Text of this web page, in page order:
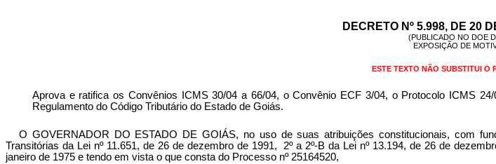
DECRETO Nº 5.998, DE 20
(PUBLICADO NO DOE
EXPOSIÇÃO DE
ESTE TEXTO NÃO SUBSTITUI O
Aprova e ratifica os Convênios ICMS 30/04 a 66/04, o Convênio ECF 3/04, o Protocolo ICMS
Regulamento do Código Tributário do Estado de Goiás.
O GOVERNADOR DO ESTADO DE GOIÁS, no uso de suas atribuições constitucionais, com
Transitórias da Lei nº 11.651, de 26 de dezembro de 1991,
2º a 2º-B da Lei nº 13.194, de 26 de
janeiro de 1975 e tendo em vista o que consta do Processo nº 25164520,